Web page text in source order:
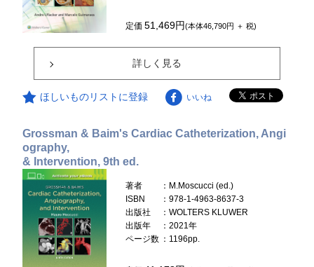
定価51,469円(本体46,790円 ＋ 税)
詳しく見る
ほしいものリストに登録 いいね
Grossman & Baim's Cardiac Catheterization, Angi
ography,
& Intervention, 9th ed.
著者
：M.Moscucci (ed.)
ISBN
：978-1-4963-8637-3
出版社
：WOLTERS KLUWER
出版年
：2021年
ページ数 ：1196pp.